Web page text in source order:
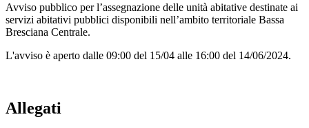
Avviso pubblico per l’assegnazione delle unità abitative destinate ai
servizi abitativi pubblici disponibili nell’ambito territoriale Bassa
Bresciana Centrale.
L'avviso è aperto dalle 09:00 del 15/04 alle 16:00 del 14/06/2024.
Allegati